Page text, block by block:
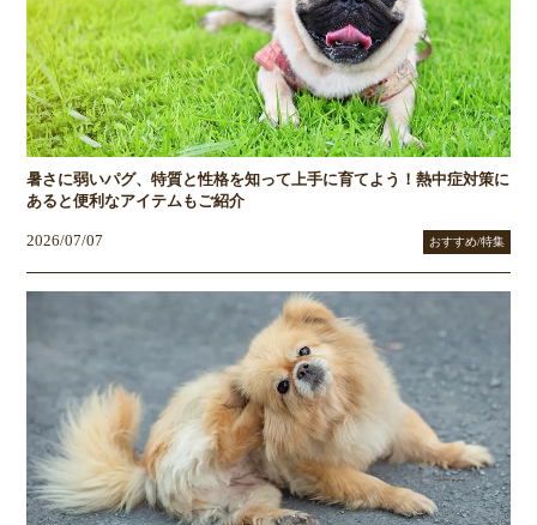
暑さに弱いパグ、特質と性格を知って上手に育てよう！熱中症対策に
あると便利なアイテムもご紹介
2026/07/07 おすすめ/特集